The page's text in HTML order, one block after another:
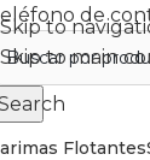
Skip to
Skip to main
de
Flotantes